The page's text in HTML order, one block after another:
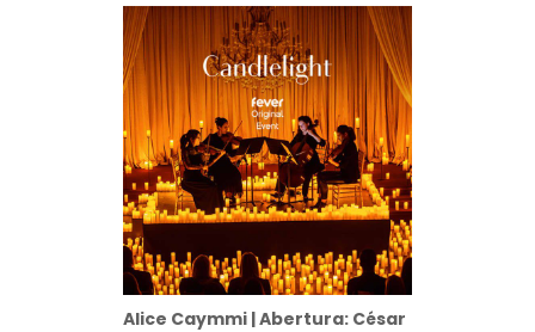
Alice Caymmi | Abertura: César